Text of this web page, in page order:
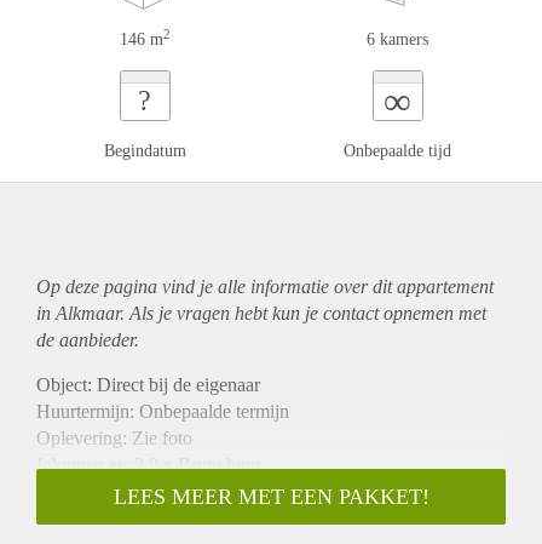
146 m2 6 kamers
?
Begindatum
∞
Onbepaalde tijd
Op deze pagina vind je alle informatie over ditappartement
in Alkmaar. Als je vragen hebt kun je contact opnemen met
de aanbieder.
Object: Direct bij de eigenaar
Huurtermijn: Onbepaalde termijn
Oplevering: Zie foto
Inkomen eis:3,0 x Bruto huur
Garantiestelling mogelijk: Ja
Borg: 1 Maand
LEES MEER MET EEN PAKKET!